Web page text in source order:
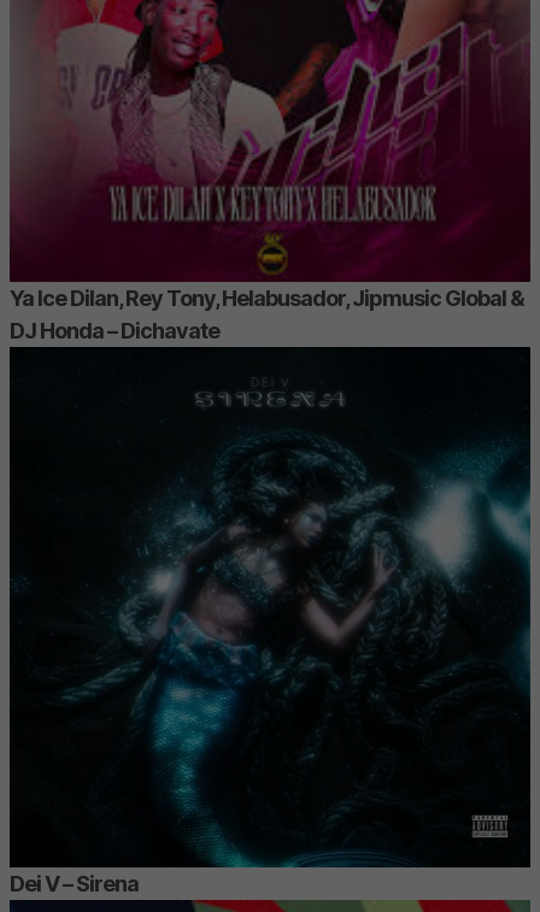
Ya Ice Dilan, Rey Tony, Helabusador, Jipmusic Global &
DJ Honda – Dichavate
Dei V – Sirena